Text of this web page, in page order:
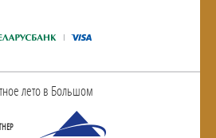
лето в Большом